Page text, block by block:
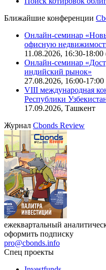
Ближайшие конференции
Онлайн-семинар
офисную
11.08.2026, 16:30-18:00
Онлайн-семинар
индийский рынок»
27.08.2026, 16:00-
VIII международная
Республики
17.09.2026, Ташкент
Журнал Cbonds Review
ежеквартальный
оформить подписку
pro@cbonds.info
Спец проекты